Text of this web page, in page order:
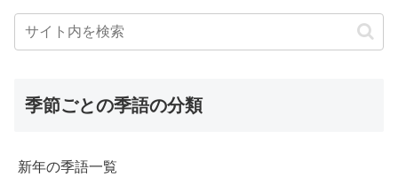
季節ごとの季語の分類
新年の季語一覧